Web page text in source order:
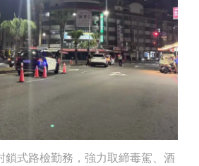
鎖式路檢勤務，強力取締毒駕、酒